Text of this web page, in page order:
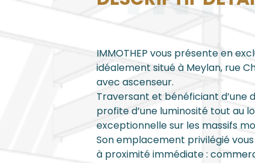
IMMOTHEP vous présente en
idéalement situé à Meylan, rue
avec ascenseur.
Traversant et bénéficiant
profite d’une luminosité tout au
exceptionnelle sur les massifs
Son emplacement privilégié
à proximité immédiate :